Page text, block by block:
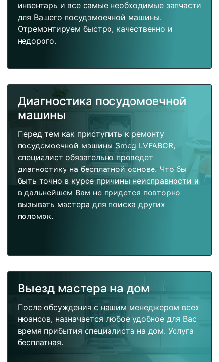
инвентарь и все самые необходимые запчасти
для Вашего посудомоечной машины.
Отремонтируем быстро, качественно и
недорого.
Диагностика посудомоечной
машины
Перед тем как приступить к ремонту
посудомоечной машины Smeg LVFABCR,
специалист обязательно проведет
диагностику на бесплатной основе. Что бы
быть точно в курсе причины неисправности и
в дальнейшем Вам не придется повторно
вызывать мастера для поиска других
поломок.
Выезд мастера на дом
После обсуждения с нашим менеджером всех
нюансов, назначается любое удобное для Вас
время прибытия специалиста на дом. Услуга
бесплатная.